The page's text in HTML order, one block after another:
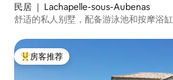
民居 ｜ Lachapelle-sous-Aubenas
舒适的私人别墅，配备游泳池和按摩浴缸
热门「房客推荐」
房客推荐